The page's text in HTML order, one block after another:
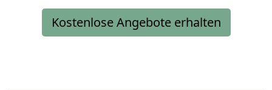
Kostenlose Angebote erhalten